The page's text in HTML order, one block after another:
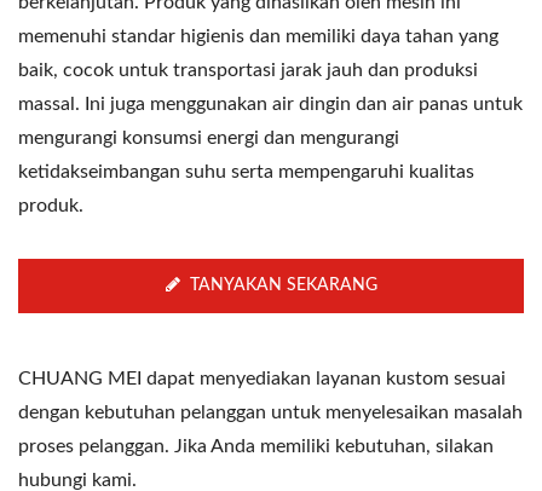
memenuhi standar higienis dan memiliki daya tahan yang
baik, cocok untuk transportasi jarak jauh dan produksi
massal. Ini juga menggunakan air dingin dan air panas untuk
mengurangi konsumsi energi dan mengurangi
ketidakseimbangan suhu serta mempengaruhi kualitas
produk.
TANYAKAN SEKARANG
CHUANG MEI dapat menyediakan layanan kustom sesuai
dengan kebutuhan pelanggan untuk menyelesaikan masalah
proses pelanggan. Jika Anda memiliki kebutuhan, silakan
hubungi kami.